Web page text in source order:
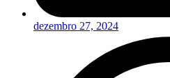
dezembro 27, 2024